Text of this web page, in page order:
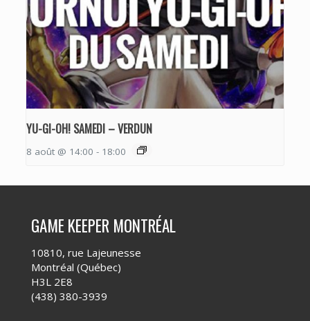
YU-GI-OH! SAMEDI – VERDUN
8 août @ 14:00 - 18:00
GAME KEEPER MONTRÉAL
10810, rue Lajeunesse
Montréal (Québec)
H3L 2E8
(438) 380-3939